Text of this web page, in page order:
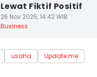
Lewat Fiktif Positif
26 Nov 2025, 14:42 WIB
Business
usaha Update me